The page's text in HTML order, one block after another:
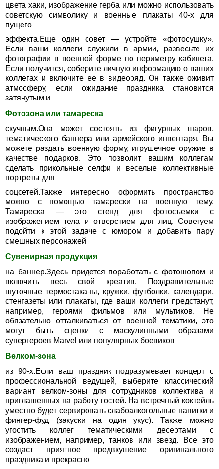
цвета хаки, изображение герба или можно использовать
советскую символику и военные плакаты 40-х для
пущего
эффекта.Еще один совет — устройте «фотосушку».
Если ваши коллеги служили в армии, развесьте их
фотографии в военной форме по периметру кабинета.
Если получится, соберите личную информацию о ваших
коллегах и включите ее в видеоряд. Он также оживит
атмосферу, если ожидание праздника становится
затянутым и
Фотозона или тамареска
скучным.Она может состоять из фигурных шаров,
тематического баннера или армейского инвентаря. Вы
можете раздать военную форму, игрушечное оружие в
качестве подарков. Это позволит вашим коллегам
сделать прикольные селфи и веселые коллективные
портреты для
соцсетей.Также интересно оформить пространство
можно с помощью тамарески на военную тему.
Тамареска — это стенд для фотосъемки с
изображением тела и отверстием для лиц. Советуем
подойти к этой задаче с юмором и добавить пару
смешных персонажей
Сувенирная продукция
на баннер.Здесь придется поработать с фотошопом и
включить весь свой креатив. Поздравительные
шуточные термостаканы, кружки, футболки, календари,
стенгазеты или плакаты, где ваши коллеги предстанут,
например, героями фильмов или мультиков. Не
обязательно отталкиваться от военной тематики, это
могут быть сценки с маскулинными образами
супергероев Marvel или популярных боевиков
Велком-зона
из 90-х.Если ваш праздник подразумевает концерт с
профессиональной ведущей, выберите классический
вариант велком-зоны для сотрудников коллектива и
приглашенных на работу гостей. На встречный коктейль
уместно будет сервировать слабоалкогольные напитки и
фингер-фуд (закуски на один укус). Также можно
угостить коллег тематическими десертами с
изображением, например, танков или звезд. Все это
создаст приятное предвкушение оригинального
праздника и прекрасно